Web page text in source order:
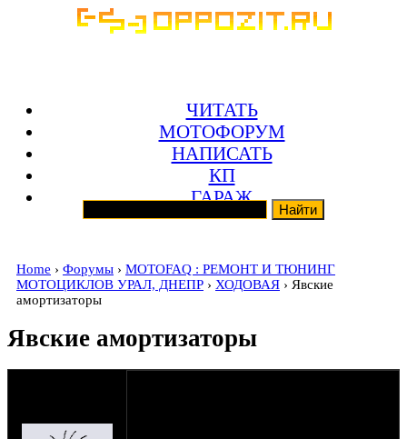
ЧИТАТЬ
МОТОФОРУМ
НАПИСАТЬ
КП
ГАРАЖ
Home › Форумы › MOTOFAQ : РЕМОНТ И ТЮНИНГ
МОТОЦИКЛОВ УРАЛ, ДНЕПР › ХОДОВАЯ › Явские
амортизаторы
Явские амортизаторы